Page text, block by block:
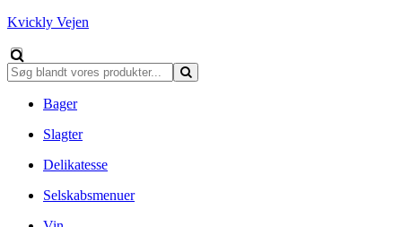
Kvickly Vejen
Bager
Slagter
Delikatesse
Selskabsmenuer